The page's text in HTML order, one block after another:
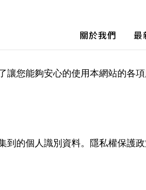
關於我們 最
您能夠安心的使用本網站的各
的個人識別資料。隱私權保護